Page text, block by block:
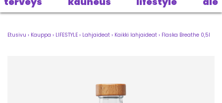
Etusivu › Kauppa › LIFESTYLE › Lahjaideat › Kaikki lahjaideat › Flaska Breathe 0,5l